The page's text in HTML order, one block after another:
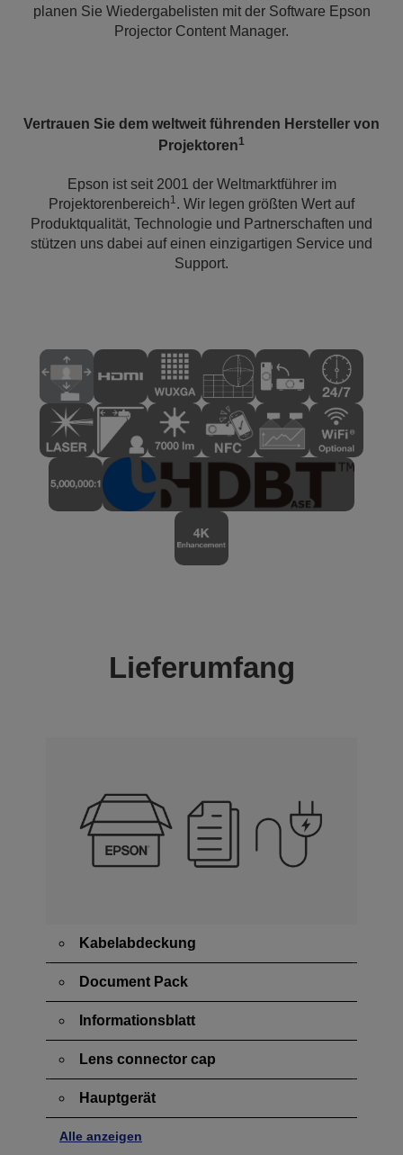
planen Sie Wiedergabelisten mit der Software Epson
Projector Content Manager.
Vertrauen Sie dem weltweit führenden Hersteller von
Projektoren1
Epson ist seit 2001 der Weltmarktführer im
Projektorenbereich1. Wir legen größten Wert auf
Produktqualität, Technologie und Partnerschaften und
stützen uns dabei auf einen einzigartigen Service und
Support.
Lieferumfang
Kabelabdeckung
Document Pack
Informationsblatt
Lens connector cap
Hauptgerät
Alle anzeigen